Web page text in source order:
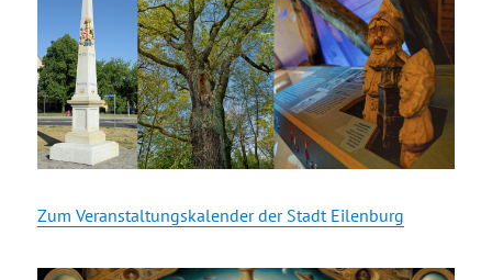
Zum Veranstaltungskalender der Stadt Eilenburg